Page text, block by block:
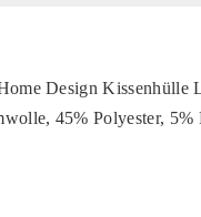
Design Kissenhülle
45% Polyester, 5%